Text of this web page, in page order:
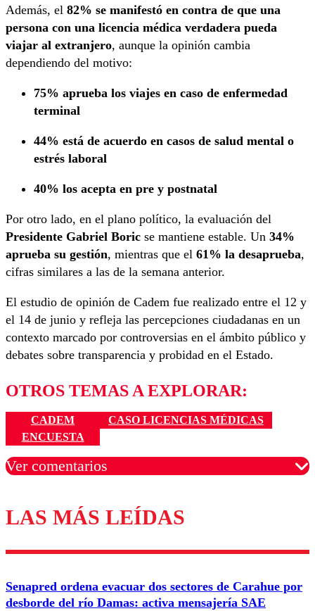
Además, el 82% se manifestó en contra de que una
persona con una licencia médica verdadera pueda
viajar al extranjero, aunque la opinión cambia
dependiendo del motivo:
75% aprueba los viajes en caso de enfermedad
terminal
44% está de acuerdo en casos de salud mental o
estrés laboral
40% los acepta en pre y postnatal
Por otro lado, en el plano político, la evaluación del
Presidente Gabriel Boric se mantiene estable. Un 34%
aprueba su gestión, mientras que el 61% la desaprueba,
cifras similares a las de la semana anterior.
El estudio de opinión de Cadem fue realizado entre el 12 y
el 14 de junio y refleja las percepciones ciudadanas en un
contexto marcado por controversias en el ámbito público y
debates sobre transparencia y probidad en el Estado.
OTROS TEMAS A EXPLORAR:
CADEM
CASO LICENCIAS MÉDICAS
ENCUESTA
Ver comentarios
Los comentarios son moderados para garantizar un
diálogo respetuoso.
Correo
LAS MÁS LEÍDAS
Senapred ordena evacuar dos sectores de Carahue por
desborde del río Damas: activa mensajería SAE